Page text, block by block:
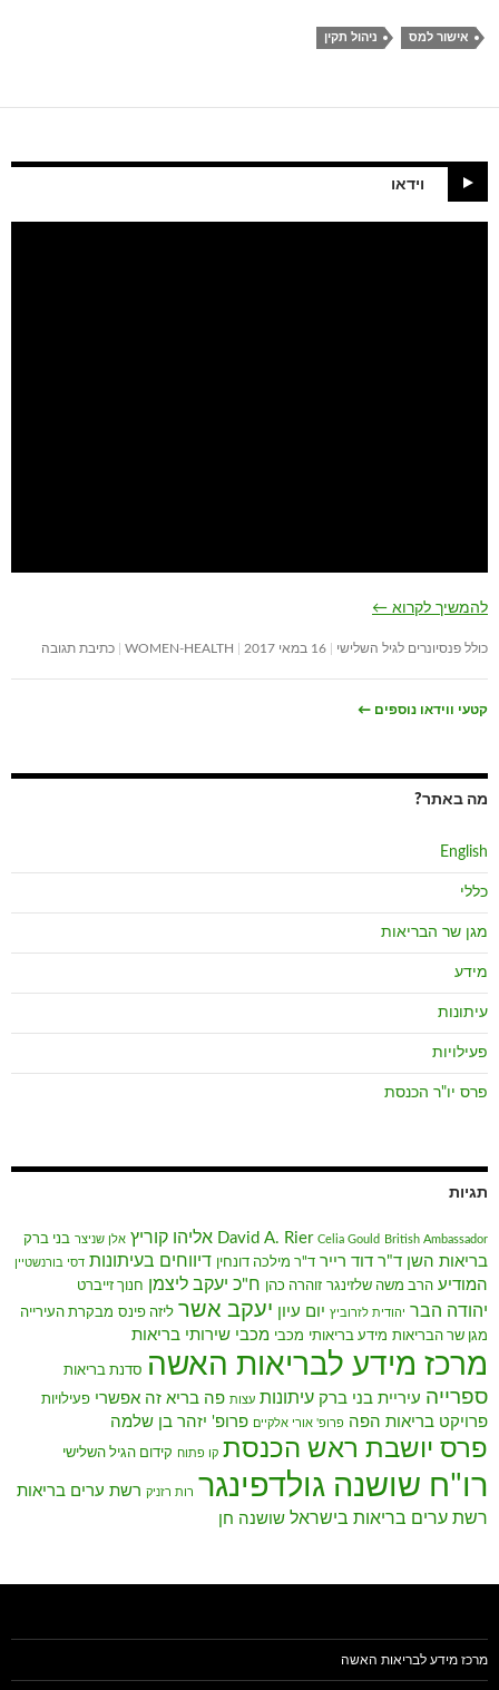
אישור למס ניהול תקין
וידאו
להמשיך לקרוא ←
כולל פנסיונרים לגיל השלישי 16 במאי 2017 WOMEN-HEALTH כתיבת תגובה
קטעי ווידאו נוספים ←
מה באתר?
English
כללי
מגן שר הבריאות
מידע
עיתונות
פעילויות
פרס יו"ר הכנסת
תגיות
British Ambassador
Celia Gould
David A. Rier אליהו קוריץ אלן שניצר בני ברק
בריאות השן ד"ר דוד רייר ד"ר מילכה דונחין דיווחים בעיתונות דסי בורנשטיין
המודיע הרב משה שלזינגר זוהרה כהן ח"כ יעקב ליצמן חנוך זייברט
יהודה הבר יהודית לזרוביץ יום עיון יעקב אשר ליזה פינס מבקרת העירייה
מגן שר הבריאות מידע בריאותי מכבי מכבי שירותי בריאות
מרכז מידע לבריאות האשה סדנת בריאות
ספרייה עיריית בני ברק עיתונות עצות פה בריא זה אפשרי פעילויות
פרויקט בריאות הפה פרופ' אורי אלקיים פרופ' יזהר בן שלמה
פרס יושבת ראש הכנסת קו פתוח קידום הגיל השלישי
רו"ח שושנה גולדפינגר רות רזניק רשת ערים בריאות
רשת ערים בריאות בישראל שושנה חן
מרכז מידע לבריאות האשה